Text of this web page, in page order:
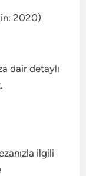
2020)
dair detaylı
ilgili